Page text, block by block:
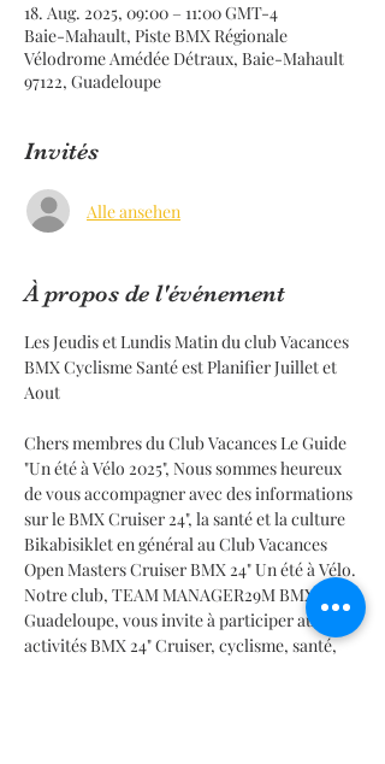
18. Aug. 2025, 09:00 – 11:00 GMT-4
Baie-Mahault, Piste BMX Régionale
Vélodrome Amédée Détraux, Baie-Mahault
97122, Guadeloupe
Invités
Alle ansehen
À propos de l'événement
Les Jeudis et Lundis Matin du club Vacances
BMX Cyclisme Santé est Planifier Juillet et
Aout
Chers membres du Club Vacances Le Guide
"Un été à Vélo 2025", Nous sommes heureux
de vous accompagner avec des informations
sur le BMX Cruiser 24", la santé et la culture
Bikabisiklet en général au Club Vacances
Open Masters Cruiser BMX 24" Un été à Vélo.
Notre club, TEAM MANAGER29M BMX
Guadeloupe, vous invite à participer aux
activités BMX 24" Cruiser, cyclisme, santé,